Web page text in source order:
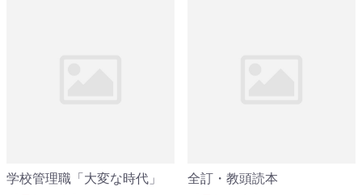
学校管理職「大変な時代」
全訂・教頭読本